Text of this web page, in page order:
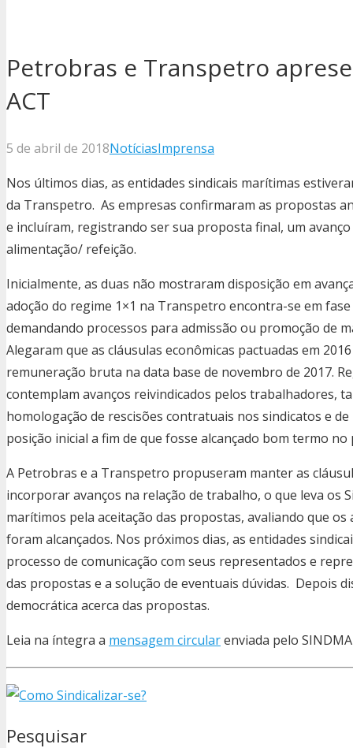
Petrobras e Transpetro
ACT
5 de abril de 2018NotíciasImprensa
Nos últimos dias, as entidades sindicais marítimas
da Transpetro. As empresas confirmaram as propostas
e incluíram, registrando ser sua proposta final, um
alimentação/ refeição.
Inicialmente, as duas não mostraram disposição em
adoção do regime 1×1 na Transpetro encontra-se em
demandando processos para admissão ou promoção de
Alegaram que as cláusulas econômicas pactuadas em
remuneração bruta na data base de novembro de 2017.
contemplam avanços reivindicados pelos trabalhadores,
homologação de rescisões contratuais nos sindicatos e
posição inicial a fim de que fosse alcançado bom termo no
A Petrobras e a Transpetro propuseram manter as
incorporar avanços na relação de trabalho, o que leva os
marítimos pela aceitação das propostas, avaliando que os
foram alcançados. Nos próximos dias, as entidades
processo de comunicação com seus representados e
das propostas e a solução de eventuais dúvidas. Depois
democrática acerca das propostas.
Leia na íntegra a mensagem circularenviada pelo
Pesquisar